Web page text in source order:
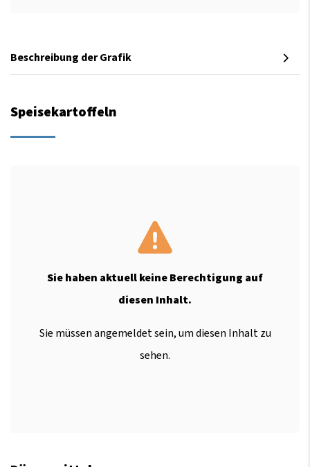
Beschreibung der Grafik
Speisekartoffeln
Sie haben aktuell keine Berechtigung auf
diesen Inhalt.
Sie müssen angemeldet sein, um diesen Inhalt zu
sehen.